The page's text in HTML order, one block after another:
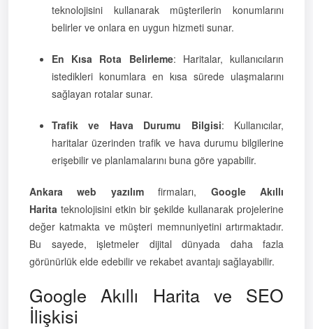
teknolojisini kullanarak müşterilerin konumlarını
belirler ve onlara en uygun hizmeti sunar.
En Kısa Rota Belirleme: Haritalar, kullanıcıların
istedikleri konumlara en kısa sürede ulaşmalarını
sağlayan rotalar sunar.
Trafik ve Hava Durumu Bilgisi: Kullanıcılar,
haritalar üzerinden trafik ve hava durumu bilgilerine
erişebilir ve planlamalarını buna göre yapabilir.
Ankara web yazılımfirmaları, Google Akıllı
Harita teknolojisini etkin bir şekilde kullanarak projelerine
değer katmakta ve müşteri memnuniyetini artırmaktadır.
Bu sayede, işletmeler dijital dünyada daha fazla
görünürlük elde edebilir ve rekabet avantajı sağlayabilir.
Google Akıllı Harita ve SEO
İlişkisi